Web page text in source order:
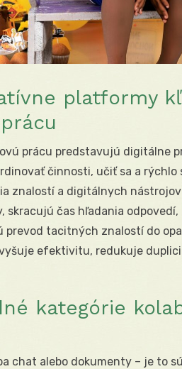
platformy
prácu predstavujú digitálne
činnosti, učiť sa a rýchlo
znalostí a digitálnych
skracujú čas hľadania
tacitných znalostí do
efektivitu, redukuje
kategórie
chat alebo dokumenty – je to